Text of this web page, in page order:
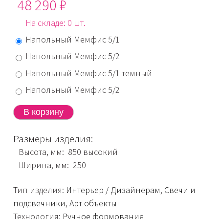
48 290 ₽
На складе: 0 шт.
Напольный Мемфис 5/1
Напольный Мемфис 5/2
Напольный Мемфис 5/1 темный
Напольный Мемфис 5/2
Размеры изделия:
Высота, мм: 850 высокий
Ширина, мм: 250
Тип изделия: Интерьер / Дизайнерам, Свечи и
подсвечники, Арт объекты
Технология: Ручное формование